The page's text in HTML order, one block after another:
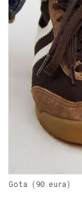
Gota (90 eura)